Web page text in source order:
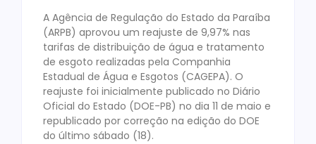
A Agência de Regulação do Estado da Paraíba
(ARPB) aprovou um reajuste de 9,97% nas
tarifas de distribuição de água e tratamento
de esgoto realizadas pela Companhia
Estadual de Água e Esgotos (CAGEPA). O
reajuste foi inicialmente publicado no Diário
Oficial do Estado (DOE-PB) no dia 11 de maio e
republicado por correção na edição do DOE
do último sábado (18).